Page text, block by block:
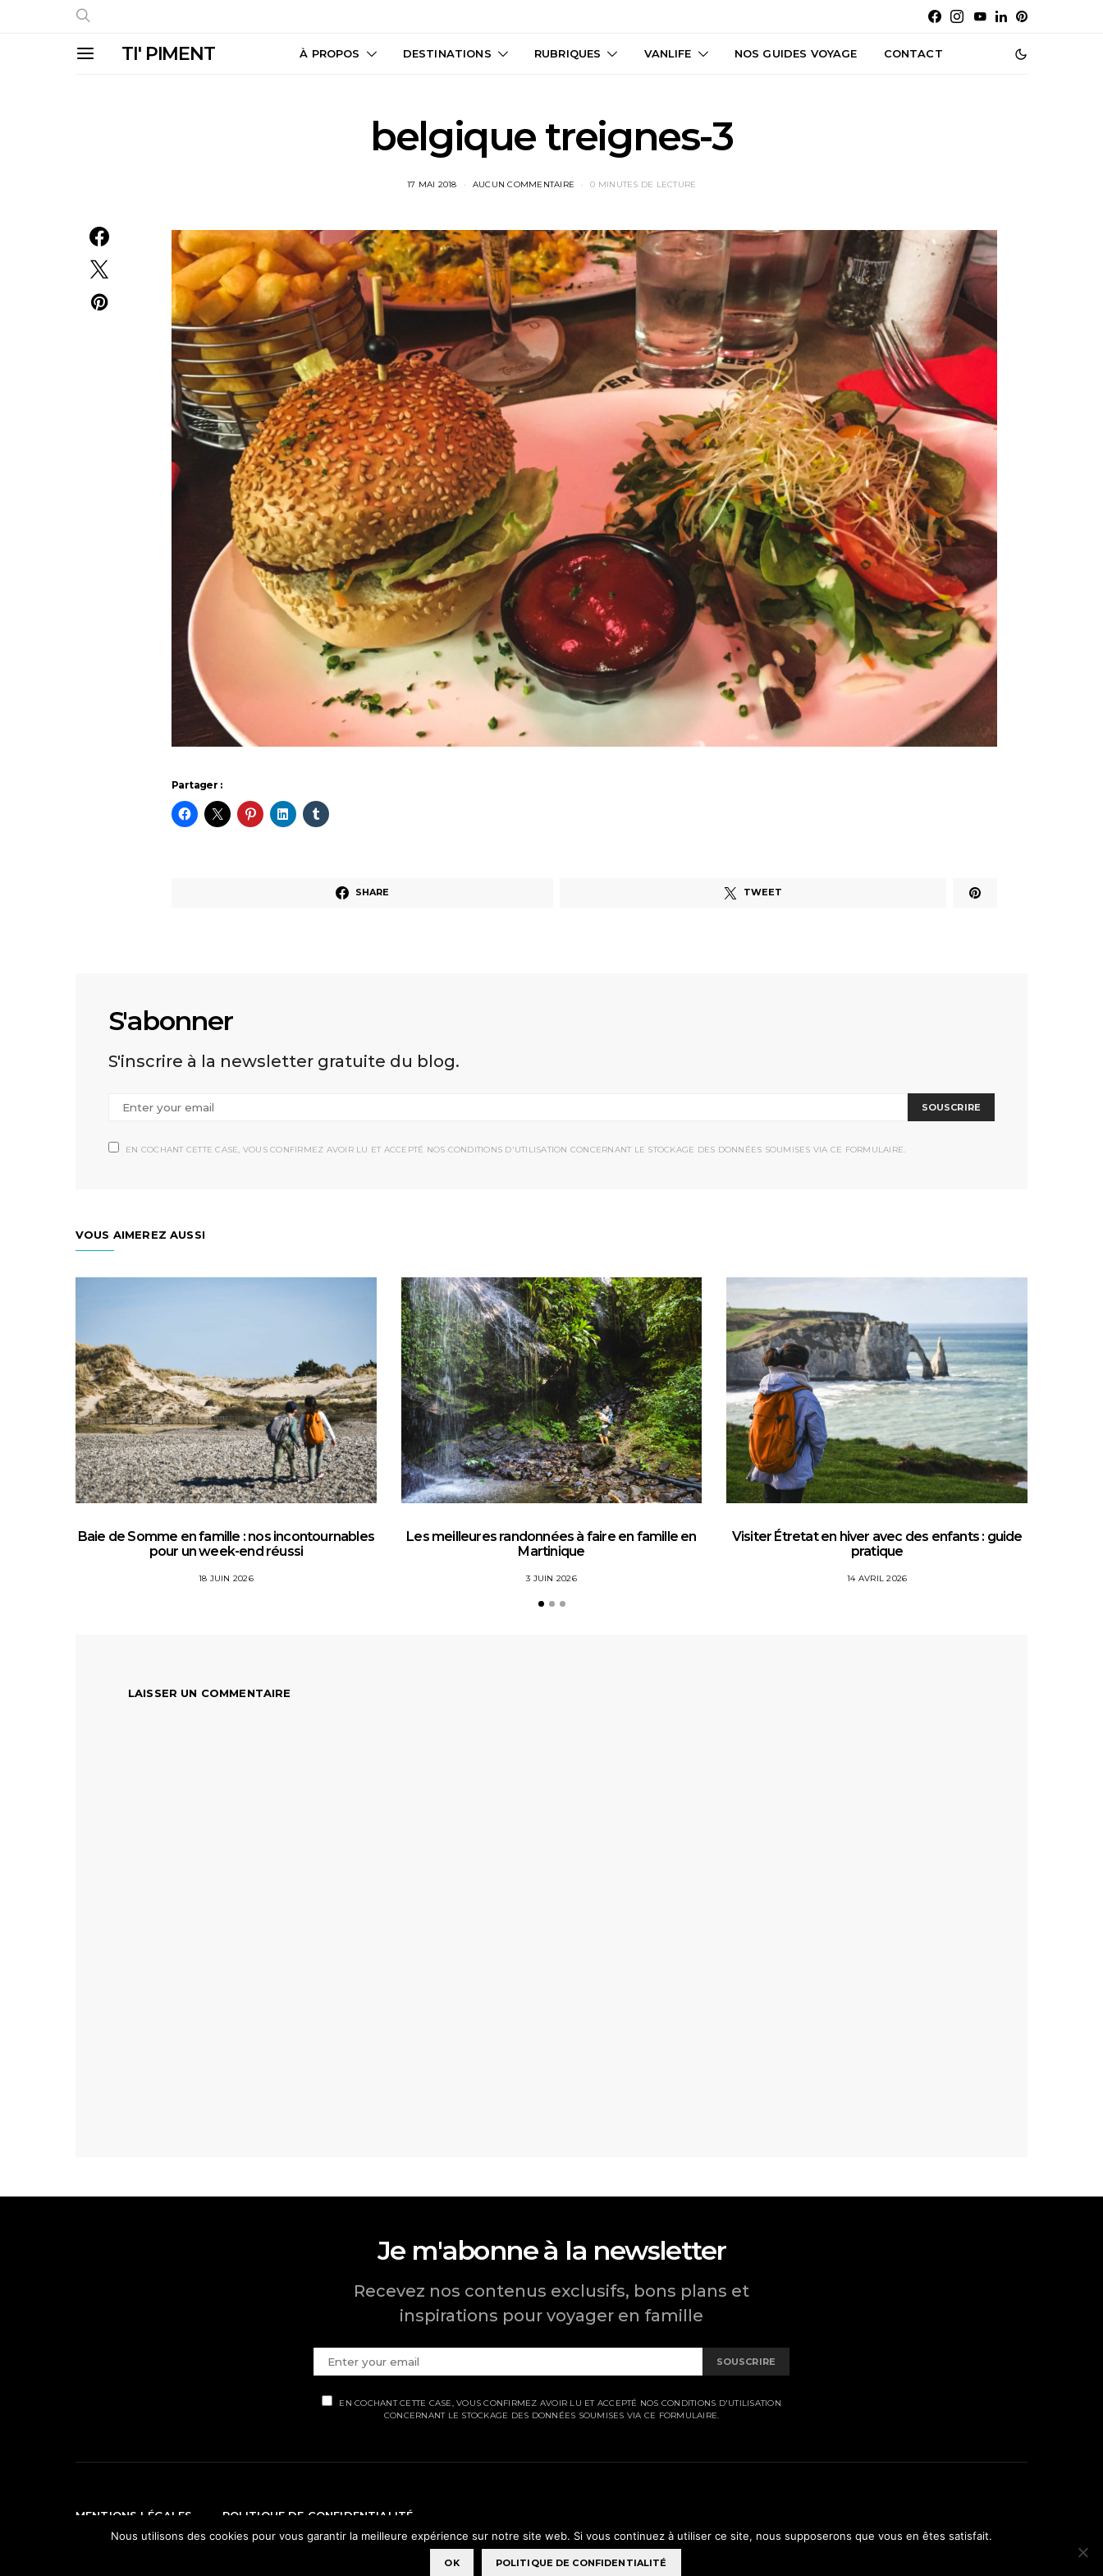
TI' PIMENT À PROPOS DESTINATIONS RUBRIQUES VANLIFE NOS GUIDES VOYAGE CONTACT
belgique treignes-3
17 MAI 2018 AUCUN COMMENTAIRE 0 MINUTES DE LECTURE
Partager :
SHARE TWEET
S'abonner
S'inscrire à la newsletter gratuite du blog.
SOUSCRIRE
EN COCHANT CETTE CASE, VOUS CONFIRMEZ AVOIR LU ET ACCEPTÉ NOS CONDITIONS D'UTILISATION CONCERNANT LE STOCKAGE DES DONNÉES SOUMISES VIA CE FORMULAIRE.
VOUS AIMEREZ AUSSI
Baie de Somme en famille : nos incontournables
pour un week-end réussi
18 JUIN 2026
Les meilleures randonnées à faire en famille en
Martinique
3 JUIN 2026
Visiter Étretat en hiver avec des enfants : guide
pratique
14 AVRIL 2026
LAISSER UN COMMENTAIRE
Je m'abonne à la newsletter
Recevez nos contenus exclusifs, bons plans et
inspirations pour voyager en famille
SOUSCRIRE
EN COCHANT CETTE CASE, VOUS CONFIRMEZ AVOIR LU ET ACCEPTÉ NOS CONDITIONS D'UTILISATION
CONCERNANT LE STOCKAGE DES DONNÉES SOUMISES VIA CE FORMULAIRE.
MENTIONS LÉGALES POLITIQUE DE CONFIDENTIALITÉ
© Ti' Piment 2012 - 2026
Nous utilisons des cookies pour vous garantir la meilleure expérience sur notre site web. Si vous continuez à utiliser ce site, nous supposerons que vous en êtes satisfait.
OK POLITIQUE DE CONFIDENTIALITÉ